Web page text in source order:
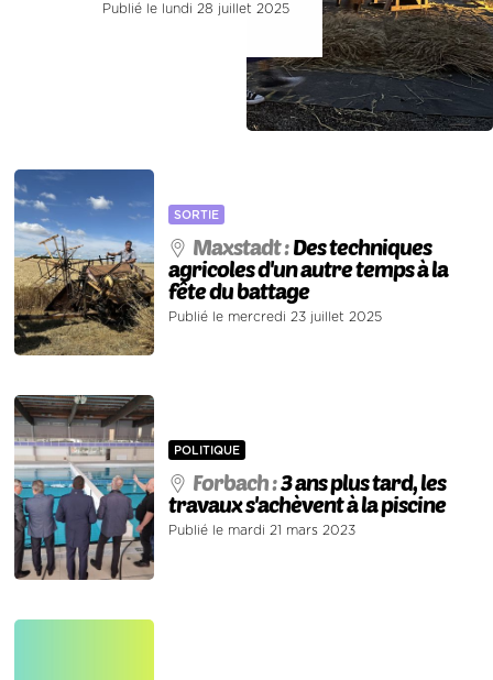
Publié le lundi 28 juillet 2025
SORTIE
Maxstadt :Des techniques
agricoles d'un autre temps à la
fête du battage
Publié le mercredi 23 juillet 2025
POLITIQUE
Forbach :3 ans plus tard, les
travaux s'achèvent à la piscine
Publié le mardi 21 mars 2023